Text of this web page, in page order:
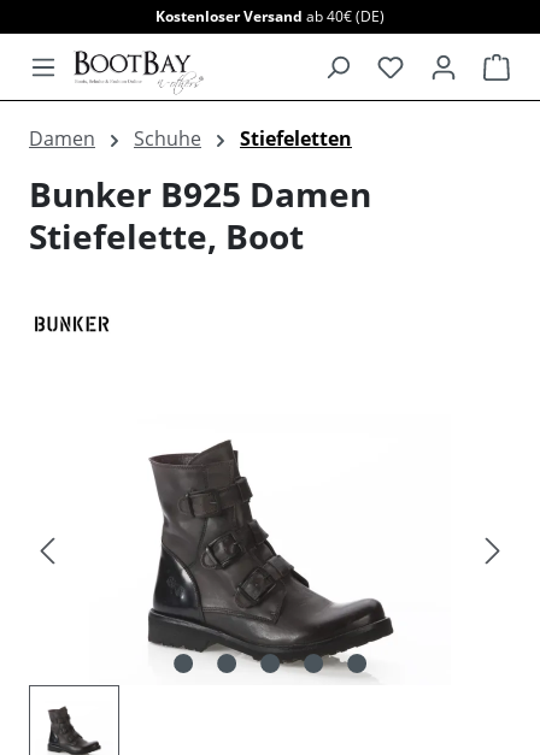
Kostenloser Versand ab 40€ (DE)
Damen Schuhe Stiefeletten
Bunker B925 Damen
Stiefelette, Boot